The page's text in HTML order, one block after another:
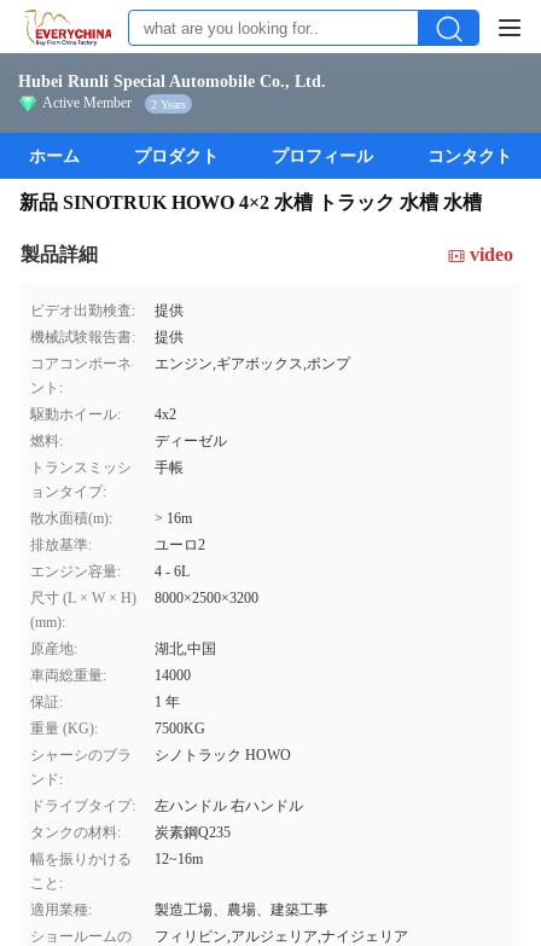
Hubei Runli Special Automobile Co., Ltd.
Active Member 2 Years
ホーム プロダクト プロフィール コンタクト
新品 SINOTRUK HOWO 4×2 水槽 トラック 水槽 水槽
製品詳細 video
ビデオ出勤検査:
提供
機械試験報告書:
提供
コアコンポーネ
ント:
エンジン,ギアボックス,ポンプ
駆動ホイール:
4x2
燃料:
ディーゼル
トランスミッシ
ョンタイプ:
手帳
散水面積(m):
> 16m
排放基準:
ユーロ2
エンジン容量:
4 - 6L
尺寸 (L × W × H)
(mm):
8000×2500×3200
原産地:
湖北,中国
車両総重量:
14000
保証:
1 年
重量 (KG):
7500KG
シャーシのブラ
ンド:
シノトラック HOWO
ドライブタイプ:
左ハンドル 右ハンドル
タンクの材料:
炭素鋼Q235
幅を振りかける
こと:
12~16m
適用業種:
製造工場、農場、建築工事
ショールームの
フィリピン,アルジェリア,ナイジェリア